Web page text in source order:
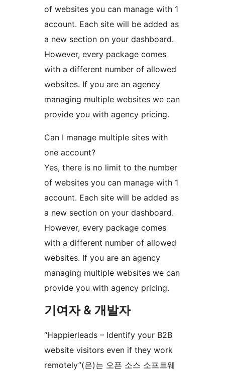
of websites you can manage with 1
account. Each site will be added as
a new section on your dashboard.
However, every package comes
with a different number of allowed
websites. If you are an agency
managing multiple websites we can
provide you with agency pricing.
Can I manage multiple sites with
one account?
Yes, there is no limit to the number
of websites you can manage with 1
account. Each site will be added as
a new section on your dashboard.
However, every package comes
with a different number of allowed
websites. If you are an agency
managing multiple websites we can
provide you with agency pricing.
기여자 & 개발자
“Happierleads – Identify your B2B
website visitors even if they work
remotely”(은)는 오픈 소스 소프트웨